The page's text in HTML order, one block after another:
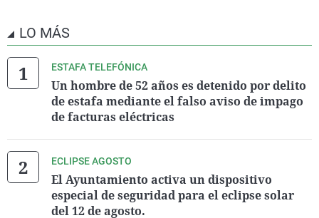
LO MÁS
ESTAFA TELEFÓNICA
Un hombre de 52 años es detenido por delito
de estafa mediante el falso aviso de impago
de facturas eléctricas
ECLIPSE AGOSTO
El Ayuntamiento activa un dispositivo
especial de seguridad para el eclipse solar
del 12 de agosto.